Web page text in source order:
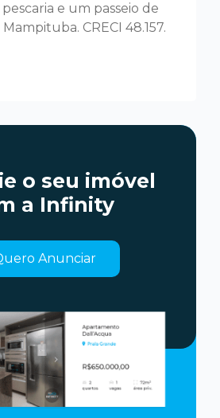
e um passeio de
CRECI 48.157.
o seu imóvel
a Infinity
Anunciar